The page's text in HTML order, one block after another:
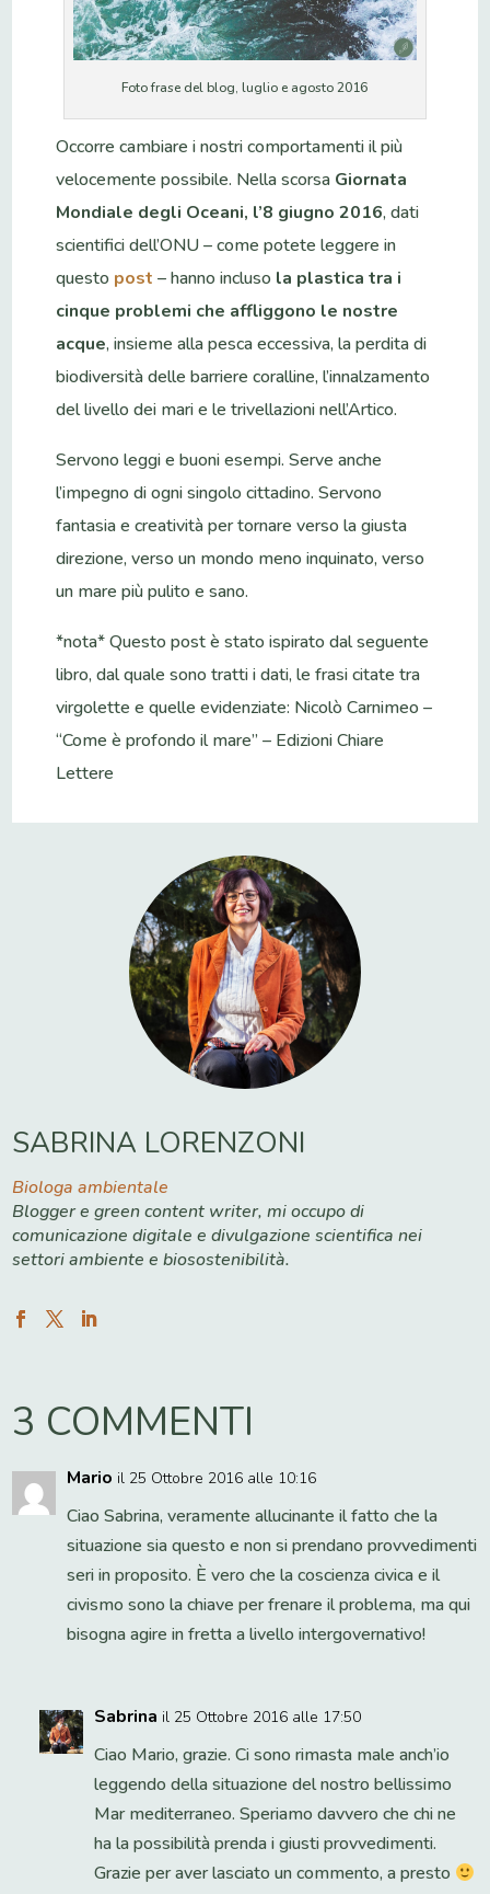
Foto frase del blog, luglio e agosto 2016
Occorre cambiare i nostri comportamenti il più
velocemente possibile. Nella scorsa Giornata
Mondiale degli Oceani, l’8 giugno 2016, dati
scientifici dell’ONU – come potete leggere in
questo post – hanno incluso la plastica tra i
cinque problemi che affliggono le nostre
acque, insieme alla pesca eccessiva, la perdita di
biodiversità delle barriere coralline, l’innalzamento
del livello dei mari e le trivellazioni nell’Artico.
Servono leggi e buoni esempi. Serve anche
l’impegno di ogni singolo cittadino. Servono
fantasia e creatività per tornare verso la giusta
direzione, verso un mondo meno inquinato, verso
un mare più pulito e sano.
*nota* Questo post è stato ispirato dal seguente
libro, dal quale sono tratti i dati, le frasi citate tra
virgolette e quelle evidenziate: Nicolò Carnimeo –
“Come è profondo il mare” – Edizioni Chiare
Lettere
SABRINA LORENZONI
Biologa ambientale
Blogger e green content writer, mi occupo di
comunicazione digitale e divulgazione scientifica nei
settori ambiente e biosostenibilità.
3 COMMENTI
Mario il 25 Ottobre 2016 alle 10:16
Ciao Sabrina, veramente allucinante il fatto che la
situazione sia questo e non si prendano provvedimenti
seri in proposito. È vero che la coscienza civica e il
civismo sono la chiave per frenare il problema, ma qui
bisogna agire in fretta a livello intergovernativo!
Sabrina il 25 Ottobre 2016 alle 17:50
Ciao Mario, grazie. Ci sono rimasta male anch’io
leggendo della situazione del nostro bellissimo
Mar mediterraneo. Speriamo davvero che chi ne
ha la possibilità prenda i giusti provvedimenti.
Grazie per aver lasciato un commento, a presto